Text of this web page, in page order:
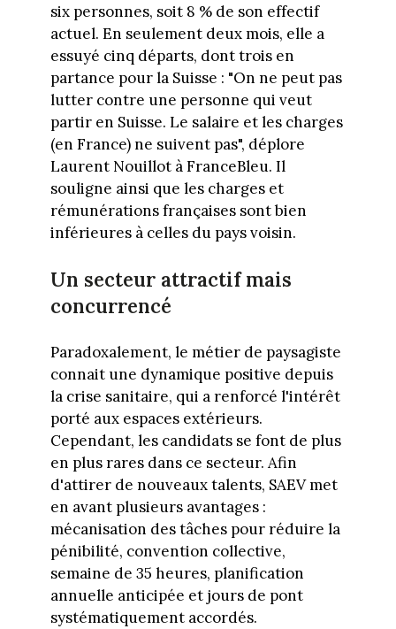
six personnes, soit 8 % de son effectif
actuel. En seulement deux mois, elle a
essuyé cinq départs, dont trois en
partance pour la Suisse : "On ne peut pas
lutter contre une personne qui veut
partir en Suisse. Le salaire et les charges
(en France) ne suivent pas", déplore
Laurent Nouillot à FranceBleu. Il
souligne ainsi que les charges et
rémunérations françaises sont bien
inférieures à celles du pays voisin.
Un secteur attractif mais
concurrencé
Paradoxalement, le métier de paysagiste
connait une dynamique positive depuis
la crise sanitaire, qui a renforcé l'intérêt
porté aux espaces extérieurs.
Cependant, les candidats se font de plus
en plus rares dans ce secteur. Afin
d'attirer de nouveaux talents, SAEV met
en avant plusieurs avantages :
mécanisation des tâches pour réduire la
pénibilité, convention collective,
semaine de 35 heures, planification
annuelle anticipée et jours de pont
systématiquement accordés.